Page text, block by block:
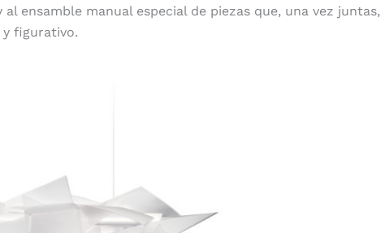
ensamble manual especial de piezas que, una vez juntas,
figurativo.